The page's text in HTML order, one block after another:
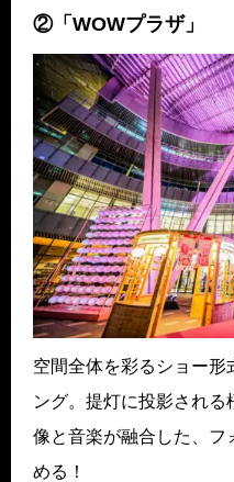
②「WOWプラザ」
空間全体を彩るショー
ング。提灯に投影され
像と音楽が融合した、フ
める！